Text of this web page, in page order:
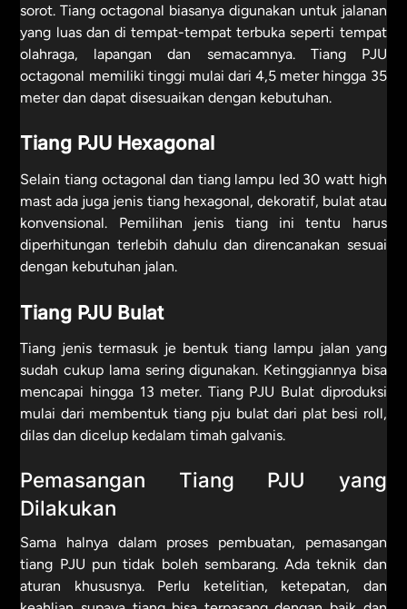
sorot. Tiang octagonal biasanya digunakan untuk jalanan
yang luas dan di tempat-tempat terbuka seperti tempat
olahraga, lapangan dan semacamnya. Tiang PJU
octagonal memiliki tinggi mulai dari 4,5 meter hingga 35
meter dan dapat disesuaikan dengan kebutuhan.
Tiang PJU Hexagonal
Selain tiang octagonal dan tiang lampu led 30 watt high
mast ada juga jenis tiang hexagonal, dekoratif, bulat atau
konvensional. Pemilihan jenis tiang ini tentu harus
diperhitungan terlebih dahulu dan direncanakan sesuai
dengan kebutuhan jalan.
Tiang PJU Bulat
Tiang jenis termasuk je bentuk tiang lampu jalan yang
sudah cukup lama sering digunakan. Ketinggiannya bisa
mencapai hingga 13 meter. Tiang PJU Bulat diproduksi
mulai dari membentuk tiang pju bulat dari plat besi roll,
dilas dan dicelup kedalam timah galvanis.
Pemasangan Tiang PJU yang
Dilakukan
Sama halnya dalam proses pembuatan, pemasangan
tiang PJU pun tidak boleh sembarang. Ada teknik dan
aturan khususnya. Perlu ketelitian, ketepatan, dan